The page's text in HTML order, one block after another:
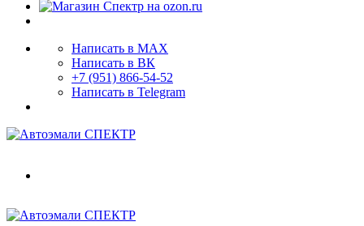
Написать в MAX
Написать в ВК
+7 (951) 866-54-52
Написать в Telegram